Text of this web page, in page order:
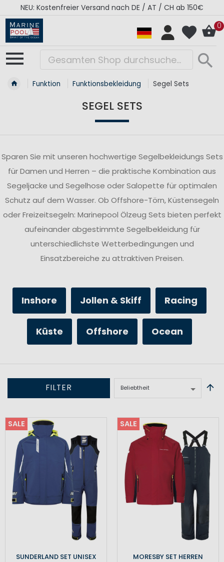
RÉGATES ROYALES Kollektion - Super Sale
0
Funktion Funktionsbekleidung Segel Sets
SEGEL SETS
Sparen Sie mit unseren hochwertige Segelbekleidungs Sets
für Damen und Herren – die praktische Kombination aus
Segeljacke und Segelhose oder Salopette für optimalen
Schutz auf dem Wasser. Ob Offshore-Törn, Küstensegeln
oder Freizeitsegeln: Marinepool Ölzeug Sets bieten perfekt
aufeinander abgestimmte Segelbekleidung für
unterschiedlichste Wetterbedingungen und
Einsatzbereiche zu attraktiven Preisen.
Inshore Jollen & Skiff Racing
Küste Offshore Ocean
FILTER
SALE
SUNDERLAND SET UNISEX
SALE
MORESBY SET HERREN